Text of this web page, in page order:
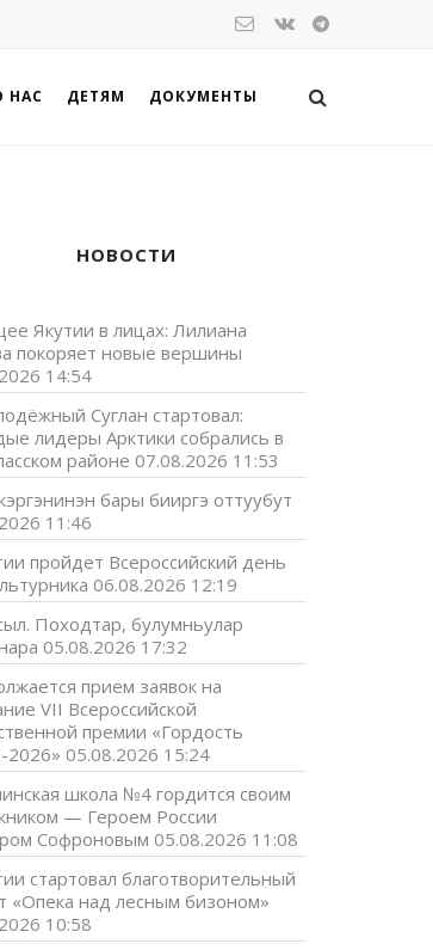
НАС ДЕТЯМ ДОКУМЕНТЫ
НОВОСТИ
Якутии в лицах: Лилиана
покоряет новые вершины
14:54
Суглан стартовал:
лидеры Арктики собрались в
районе 07.08.2026 11:53
бары бииргэ оттуубут
11:46
пройдет Всероссийский день
06.08.2026 12:19
Походтар, булумньулар
05.08.2026 17:32
прием заявок на
VII Всероссийской
премии «Гордость
2026» 05.08.2026 15:24
школа №4 гордится своим
— Героем России
Софроновым 05.08.2026 11:08
стартовал благотворительный
«Опека над лесным бизоном»
10:58